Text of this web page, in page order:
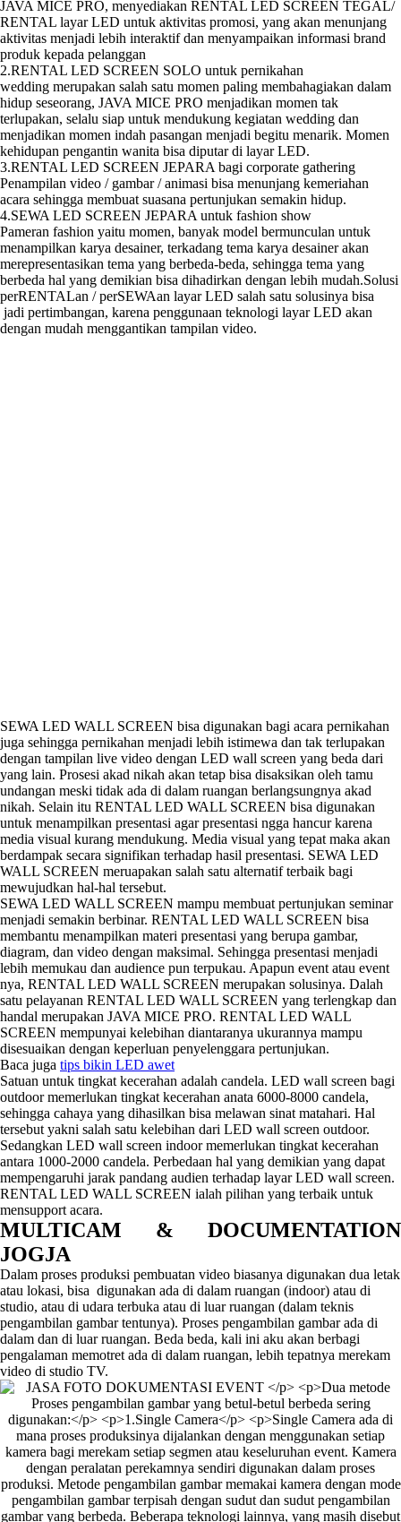
JAVA MICE PRO, menyediakan RENTAL LED SCREEN TEGAL/
RENTAL layar LED untuk aktivitas promosi, yang akan menunjang
aktivitas menjadi lebih interaktif dan menyampaikan informasi brand
produk kepada pelanggan
2.RENTAL LED SCREEN SOLO untuk pernikahan
wedding merupakan salah satu momen paling membahagiakan dalam
hidup seseorang, JAVA MICE PRO menjadikan momen tak
terlupakan, selalu siap untuk mendukung kegiatan wedding dan
menjadikan momen indah pasangan menjadi begitu menarik. Momen
kehidupan pengantin wanita bisa diputar di layar LED.
3.RENTAL LED SCREEN JEPARA bagi corporate gathering
Penampilan video / gambar / animasi bisa menunjang kemeriahan
acara sehingga membuat suasana pertunjukan semakin hidup.
4.SEWA LED SCREEN JEPARA untuk fashion show
Pameran fashion yaitu momen, banyak model bermunculan untuk
menampilkan karya desainer, terkadang tema karya desainer akan
merepresentasikan tema yang berbeda-beda, sehingga tema yang
berbeda hal yang demikian bisa dihadirkan dengan lebih mudah.Solusi
perRENTALan / perSEWAan layar LED salah satu solusinya bisa
jadi pertimbangan, karena penggunaan teknologi layar LED akan
dengan mudah menggantikan tampilan video.
SEWA LED WALL SCREEN bisa digunakan bagi acara pernikahan
juga sehingga pernikahan menjadi lebih istimewa dan tak terlupakan
dengan tampilan live video dengan LED wall screen yang beda dari
yang lain. Prosesi akad nikah akan tetap bisa disaksikan oleh tamu
undangan meski tidak ada di dalam ruangan berlangsungnya akad
nikah. Selain itu RENTAL LED WALL SCREEN bisa digunakan
untuk menampilkan presentasi agar presentasi ngga hancur karena
media visual kurang mendukung. Media visual yang tepat maka akan
berdampak secara signifikan terhadap hasil presentasi. SEWA LED
WALL SCREEN meruapakan salah satu alternatif terbaik bagi
mewujudkan hal-hal tersebut.
SEWA LED WALL SCREEN mampu membuat pertunjukan seminar
menjadi semakin berbinar. RENTAL LED WALL SCREEN bisa
membantu menampilkan materi presentasi yang berupa gambar,
diagram, dan video dengan maksimal. Sehingga presentasi menjadi
lebih memukau dan audience pun terpukau. Apapun event atau event
nya, RENTAL LED WALL SCREEN merupakan solusinya. Dalah
satu pelayanan RENTAL LED WALL SCREEN yang terlengkap dan
handal merupakan JAVA MICE PRO. RENTAL LED WALL
SCREEN mempunyai kelebihan diantaranya ukurannya mampu
disesuaikan dengan keperluan penyelenggara pertunjukan.
Baca juga tips bikin LED awet
Satuan untuk tingkat kecerahan adalah candela. LED wall screen bagi
outdoor memerlukan tingkat kecerahan anata 6000-8000 candela,
sehingga cahaya yang dihasilkan bisa melawan sinat matahari. Hal
tersebut yakni salah satu kelebihan dari LED wall screen outdoor.
Sedangkan LED wall screen indoor memerlukan tingkat kecerahan
antara 1000-2000 candela. Perbedaan hal yang demikian yang dapat
mempengaruhi jarak pandang audien terhadap layar LED wall screen.
RENTAL LED WALL SCREEN ialah pilihan yang terbaik untuk
mensupport acara.
MULTICAM & DOCUMENTATION
JOGJA
Dalam proses produksi pembuatan video biasanya digunakan dua letak
atau lokasi, bisa digunakan ada di dalam ruangan (indoor) atau di
studio, atau di udara terbuka atau di luar ruangan (dalam teknis
pengambilan gambar tentunya). Proses pengambilan gambar ada di
dalam dan di luar ruangan. Beda beda, kali ini aku akan berbagi
pengalaman memotret ada di dalam ruangan, lebih tepatnya merekam
video di studio TV.